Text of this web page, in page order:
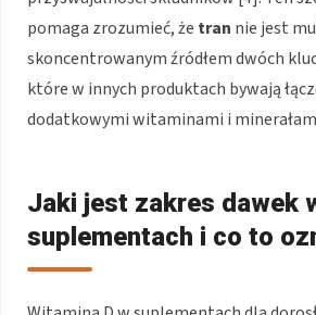
pomaga zrozumieć, że tran nie jest
skoncentrowanym źródłem dwóch
które w innych produktach bywają
dodatkowymi witaminami i
Jaki jest zakres dawek
suplementach i co to